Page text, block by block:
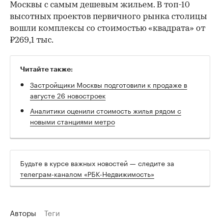
Москвы с самым дешевым жильем. В топ-10
высотных проектов первичного рынка столицы
вошли комплексы со стоимостью «квадрата» от
₽269,1 тыс.
Читайте также:
Застройщики Москвы подготовили к продаже в
августе 26 новостроек
Аналитики оценили стоимость жилья рядом с
новыми станциями метро
Будьте в курсе важных новостей — следите за
телеграм-каналом «РБК-Недвижимость»
Авторы Теги